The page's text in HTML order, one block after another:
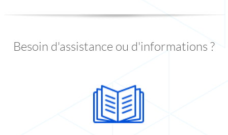
Besoin d'assistance ou d'informations ?